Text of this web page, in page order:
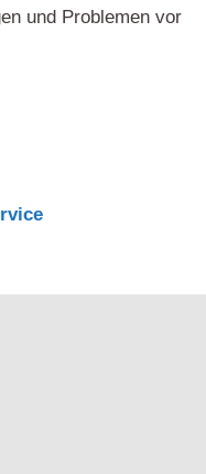
und Problemen vor